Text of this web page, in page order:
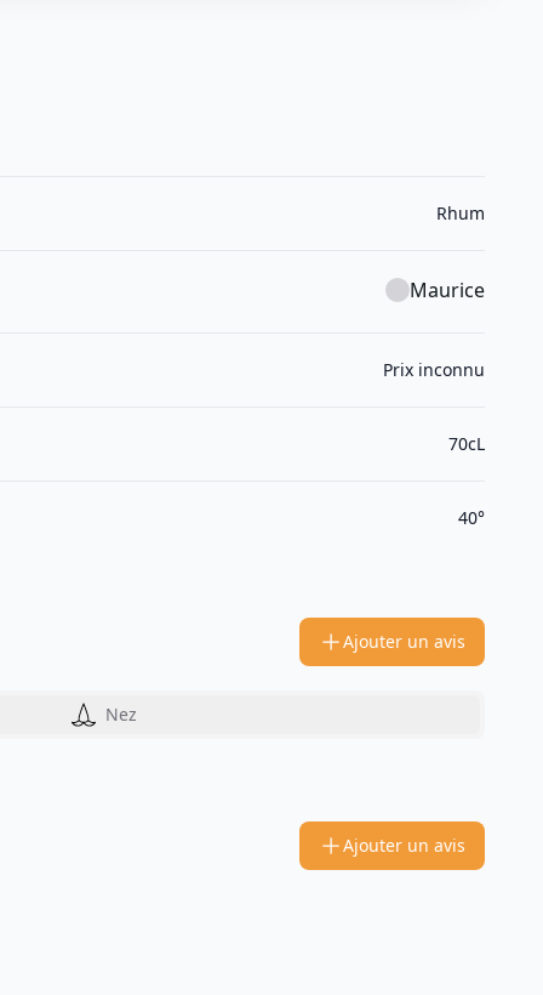
Rhum
Maurice
Prix inconnu
70cL
40°
Ajouter un avis
Nez
Ajouter un avis